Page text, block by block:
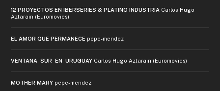
12 PROYECTOS EN IBERSERIES & PLATINO INDUSTRIA Carlos Hugo
Aztarain (Euromovies)
EL AMOR QUE PERMANECE pepe-mendez
VENTANA SUR EN URUGUAY Carlos Hugo Aztarain (Euromovies)
MOTHER MARY pepe-mendez